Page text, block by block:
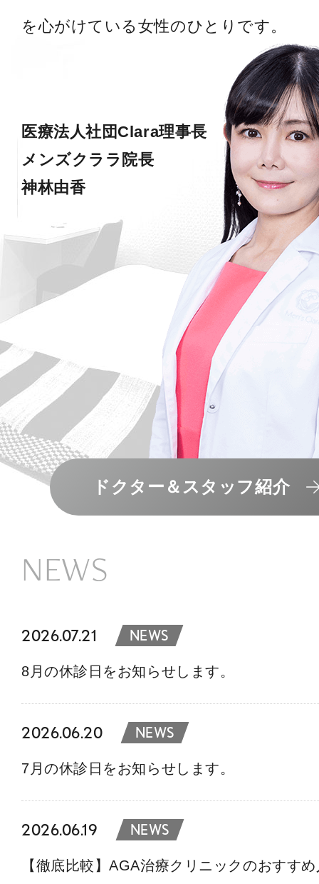
を心がけている女性のひとりです。
医療法人社団Clara理事長
メンズクララ院長
神林由香
ドクター＆スタッフ紹介
NEWS
2026.07.21 NEWS
8月の休診日をお知らせします。
2026.06.20 NEWS
7月の休診日をお知らせします。
2026.06.19 NEWS
【徹底比較】AGA治療クリニックのおすす